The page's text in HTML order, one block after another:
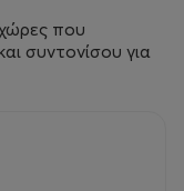
που
συντονίσου για